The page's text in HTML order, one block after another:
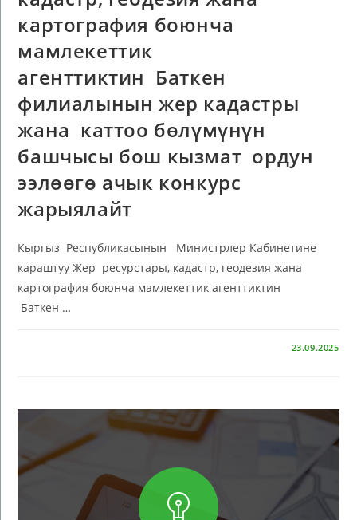
картография боюнча
мамлекеттик
агенттиктин Баткен
филиалынын жер кадастры
жана каттоо бөлүмүнүн
башчысы бош кызмат ордун
ээлөөгө ачык конкурс
жарыялайт
Кыргыз Республикасынын Министрлер Кабинетине
караштуу Жер ресурстары, кадастр, геодезия жана
картография боюнча мамлекеттик агенттиктин
Баткен …
23.09.2025